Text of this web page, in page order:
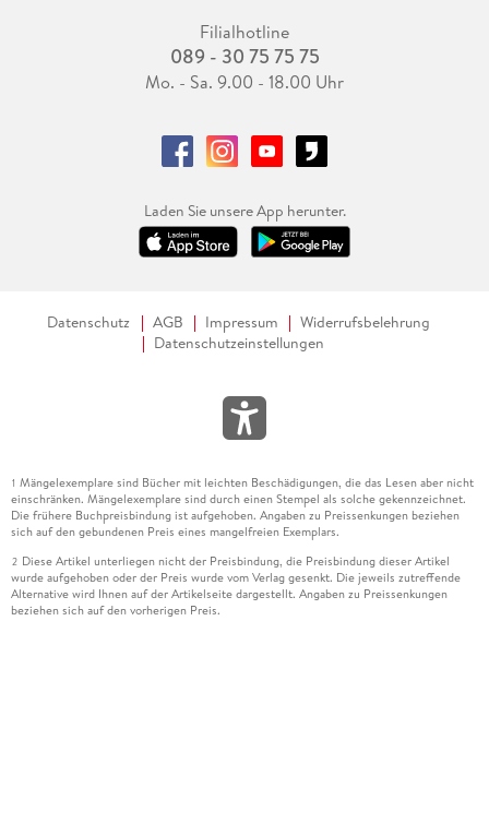
Filialhotline
089 - 30 75 75 75
Mo. - Sa. 9.00 - 18.00 Uhr
Laden Sie unsere App herunter.
Datenschutz AGB Impressum
Widerrufsbelehrung
Datenschutzeinstellungen
1 Mängelexemplare sind Bücher mit leichten Beschädigungen, die das Lesen aber nicht
einschränken. Mängelexemplare sind durch einen Stempel als solche gekennzeichnet.
Die frühere Buchpreisbindung ist aufgehoben. Angaben zu Preissenkungen beziehen
sich auf den gebundenen Preis eines mangelfreien Exemplars.
2 Diese Artikel unterliegen nicht der Preisbindung, die Preisbindung dieser Artikel
wurde aufgehoben oder der Preis wurde vom Verlag gesenkt. Die jeweils zutreffende
Alternative wird Ihnen auf der Artikelseite dargestellt. Angaben zu Preissenkungen
beziehen sich auf den vorherigen Preis.